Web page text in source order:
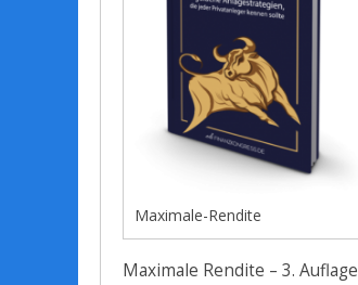
Maximale-Rendite
Maximale Rendite – 3. Auflage